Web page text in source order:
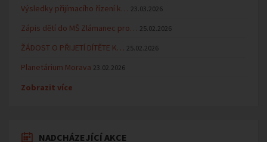
Výsledky přijímacího řízení k… 23.03.2026
Zápis dětí do MŠ Zlámanec pro… 25.02.2026
ŽÁDOST O PŘIJETÍ DÍTĚTE K… 25.02.2026
Planetárium Morava 23.02.2026
Zobrazit více
NADCHÁZEJÍCÍ AKCE